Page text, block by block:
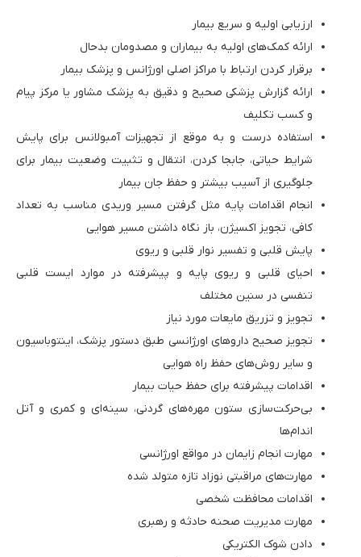
ارزیابی اولیه و سریع بیمار
ارائه کمک‌های اولیه به بیماران و مصدومان بدحال
برقرار کردن ارتباط با مراکز اصلی اورژانس و پزشک بیمار
ارائه گزارش پزشکی صحیح و دقیق به پزشک مشاور یا مرکز پیام
و کسب تکلیف
استفاده درست و به موقع از تجهیزات آمبولانس برای پایش
شرایط حیاتی، جابجا کردن، انتقال و تثبیت وضعیت بیمار برای
جلوگیری از آسیب بیشتر و حفظ جان بیمار
انجام اقدامات پایه مثل گرفتن مسیر وریدی مناسب به تعداد
کافی، تجویز اکسیژن، باز نگاه داشتن مسیر هوایی
پایش قلبی و تفسیر نوار قلبی و ریوی
احیای قلبی و ریوی پایه و پیشرفته در موارد ایست قلبی
تنفسی در سنین مختلف
تجویز و تزریق مایعات مورد نیاز
تجویز صحیح داروهای اورژانسی طبق دستور پزشک، اینتوباسیون
و سایر روش‌های حفظ راه هوایی
اقدامات پیشرفته برای حفظ حیات بیمار
بی‌حرکت‌سازی ستون مهره‌های گردنی، سینه‌ای و کمری و آتل
اندام‌ها
مهارت انجام زایمان در مواقع اورژانسی
مهارت‌های مراقبتی نوزاد تازه متولد شده
اقدامات محافظت شخصی
مهارت مدیریت صحنه حادثه و رهبری
دادن شوک الکتریکی